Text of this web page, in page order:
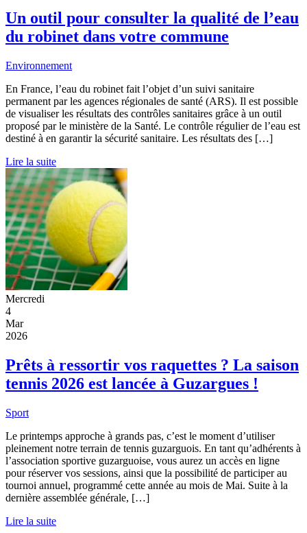
Un outil pour consulter la qualité de l’eau
du robinet dans votre commune
Environnement
En France, l’eau du robinet fait l’objet d’un suivi sanitaire
permanent par les agences régionales de santé (ARS). Il est possible
de visualiser les résultats des contrôles sanitaires grâce à un outil
proposé par le ministère de la Santé. Le contrôle régulier de l’eau est
destiné à en garantir la sécurité sanitaire. Les résultats des […]
Lire la suite
Mercredi
4
Mar
2026
Prêts à ressortir vos raquettes ? La saison
tennis 2026 est lancée à Guzargues !
Sport
Le printemps approche à grands pas, c’est le moment d’utiliser
pleinement notre terrain de tennis guzarguois. En tant qu’adhérents à
l’association sportive guzarguoise, vous aurez un accès en ligne
pour réserver vos sessions, ainsi que la possibilité de participer au
tournoi annuel, programmé cette année au mois de Mai. Suite à la
dernière assemblée générale, […]
Lire la suite